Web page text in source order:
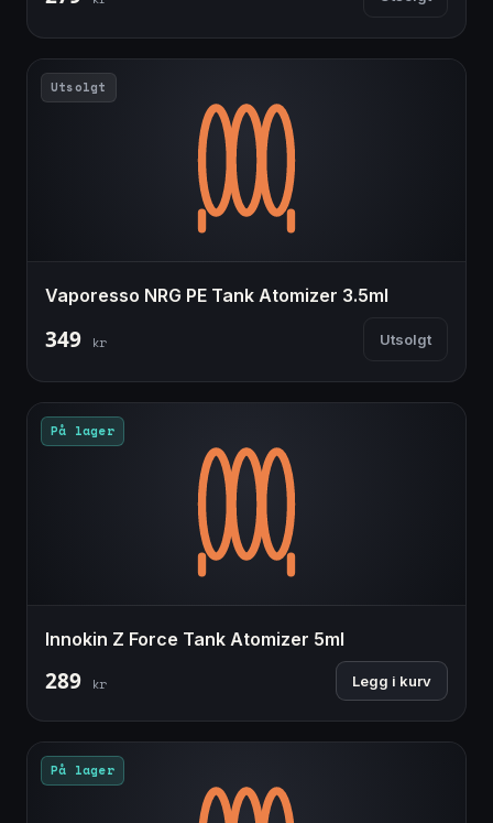
Utsolgt
Vaporesso NRG PE Tank Atomizer 3.5ml
349 kr Utsolgt
På lager
Innokin Z Force Tank Atomizer 5ml
289 kr Legg i kurv
På lager